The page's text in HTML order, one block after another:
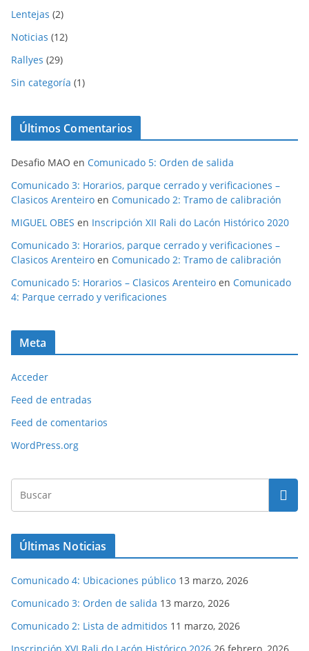
Lentejas (2)
Noticias (12)
Rallyes (29)
Sin categoría (1)
Últimos Comentarios
Desafio MAO en Comunicado 5: Orden de salida
Comunicado 3: Horarios, parque cerrado y verificaciones –
Clasicos Arenteiro en Comunicado 2: Tramo de calibración
MIGUEL OBES en Inscripción XII Rali do Lacón Histórico 2020
Comunicado 3: Horarios, parque cerrado y verificaciones –
Clasicos Arenteiro en Comunicado 2: Tramo de calibración
Comunicado 5: Horarios – Clasicos Arenteiro en Comunicado
4: Parque cerrado y verificaciones
Meta
Acceder
Feed de entradas
Feed de comentarios
WordPress.org
Últimas Noticias
Comunicado 4: Ubicaciones público 13 marzo, 2026
Comunicado 3: Orden de salida 13 marzo, 2026
Comunicado 2: Lista de admitidos 11 marzo, 2026